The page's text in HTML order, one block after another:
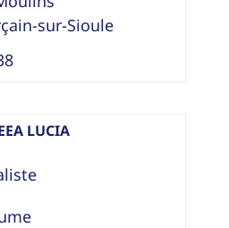
sur-Sioule
LUCIA